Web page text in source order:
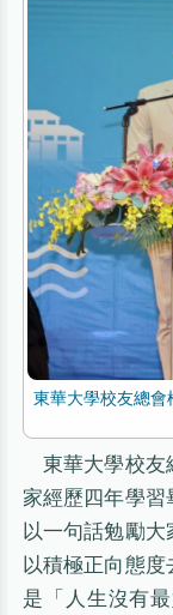
東華大學校友總
東華大學校友
家經歷四年學
以一句話勉勵
以積極正向態
是「人生沒有